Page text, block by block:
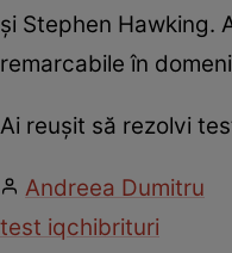
și Stephen Hawking.
remarcabile în
Ai reușit să rezolvi
Andreea Dumitru
test iqchibrituri